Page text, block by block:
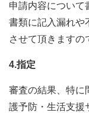
申請内容について
書類に記入漏れや
させて頂きますの
4.指定
審査の結果、特に
護予防・生活支援